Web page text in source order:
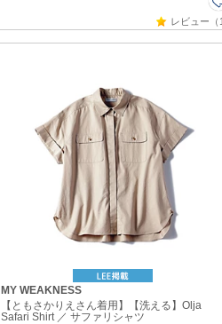
レビュー（1
MY WEAKNESS
【ともさかりえさん着用】【洗える】Olja
Safari Shirt ／ サファリシャツ